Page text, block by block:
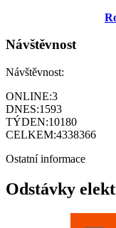
Návštěvnost
Návštěvnost:
ONLINE:3
DNES:1593
TÝDEN:10180
CELKEM:4338366
Ostatní informace
Odstávky